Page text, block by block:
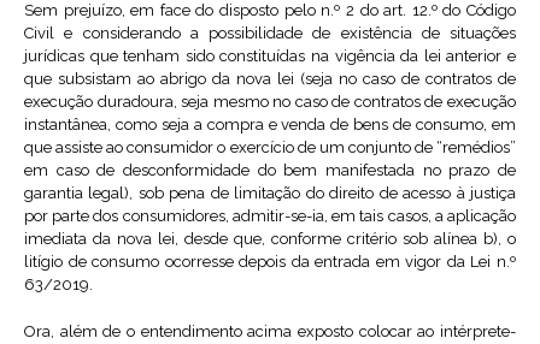
Sem prejuízo, em face do disposto pelo n.º 2 do art. 12.º do Código
Civil e considerando a possibilidade de existência de situações
jurídicas que tenham sido constituídas na vigência da lei anterior e
que subsistam ao abrigo da nova lei (seja no caso de contratos de
execução duradoura, seja mesmo no caso de contratos de execução
instantânea, como seja a compra e venda de bens de consumo, em
que assiste ao consumidor o exercício de um conjunto de “remédios”
em caso de desconformidade do bem manifestada no prazo de
garantia legal), sob pena de limitação do direito de acesso à justiça
por parte dos consumidores, admitir-se-ia, em tais casos, a aplicação
imediata da nova lei, desde que, conforme critério sob alínea b), o
litígio de consumo ocorresse depois da entrada em vigor da Lei n.º
63/2019.
Ora, além de o entendimento acima exposto colocar ao intérprete-